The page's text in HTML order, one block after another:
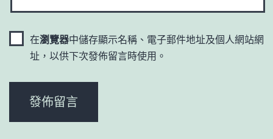
在瀏覽器中儲存顯示名稱、電子郵件地址及個人網站網
址，以供下次發佈留言時使用。